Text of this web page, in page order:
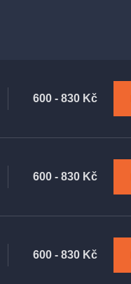
600 - 830 Kč
600 - 830 Kč
600 - 830 Kč